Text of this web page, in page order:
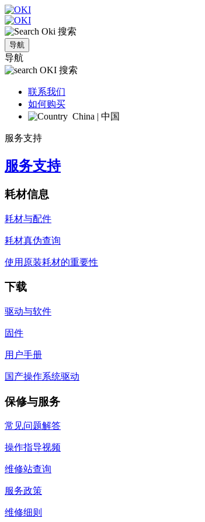
搜索
导航
导航
搜索
联系我们
如何购买
China | 中国
服务支持
服务支持
耗材信息
耗材与配件
耗材真伪查询
使用原装耗材的重要性
下载
驱动与软件
固件
用户手册
国产操作系统驱动
保修与服务
常见问题解答
操作指导视频
维修站查询
服务政策
维修细则